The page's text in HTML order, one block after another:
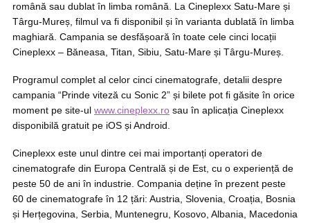
română sau dublat în limba română. La Cineplexx Satu-Mare și
Târgu-Mureș, filmul va fi disponibil și în varianta dublată în limba
maghiară. Campania se desfășoară în toate cele cinci locații
Cineplexx – Băneasa, Titan, Sibiu, Satu-Mare și Târgu-Mureș.
Programul complet al celor cinci cinematografe, detalii despre
campania “Prinde viteză cu Sonic 2” și bilete pot fi găsite în orice
moment pe site-ul www.cineplexx.ro sau în aplicația Cineplexx
disponibilă gratuit pe iOS și Android.
Cineplexx este unul dintre cei mai importanți operatori de
cinematografe din Europa Centrală și de Est, cu o experiență de
peste 50 de ani în industrie. Compania deține în prezent peste
60 de cinematografe în 12 țări: Austria, Slovenia, Croația, Bosnia
și Herțegovina, Serbia, Muntenegru, Kosovo, Albania, Macedonia